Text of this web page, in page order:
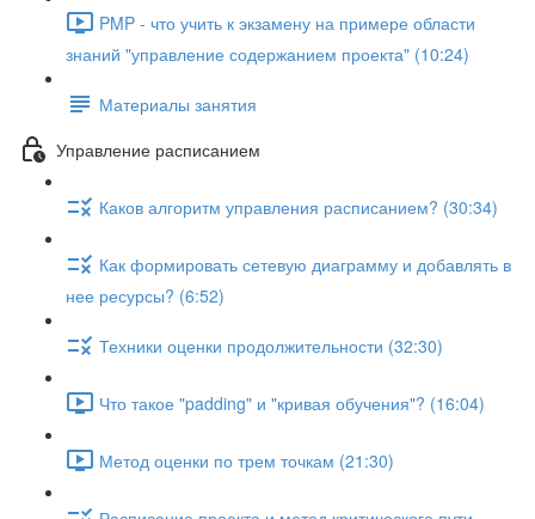
PMP - что учить к экзамену на примере области
знаний "управление содержанием проекта" (10:24)
Материалы занятия
Управление расписанием
Каков алгоритм управления расписанием? (30:34)
Как формировать сетевую диаграмму и добавлять в
нее ресурсы? (6:52)
Техники оценки продолжительности (32:30)
Что такое "padding" и "кривая обучения"? (16:04)
Метод оценки по трем точкам (21:30)